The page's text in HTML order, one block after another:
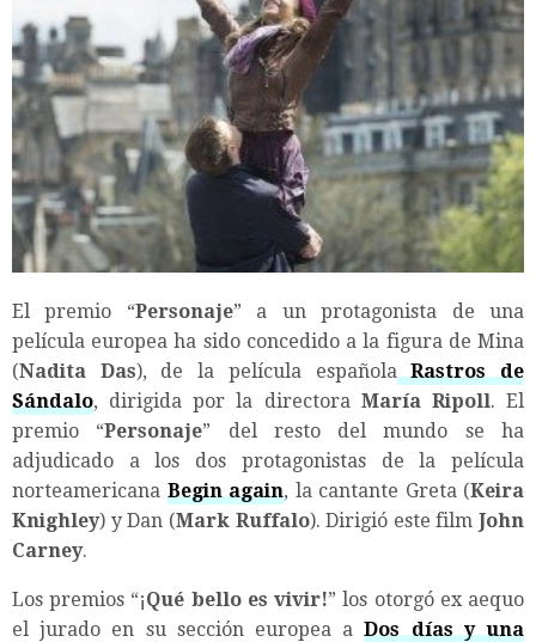
El premio “Personaje” a un protagonista de una
película europea ha sido concedido a la figura de Mina
(Nadita Das), de la película españolaRastros de
Sándalo, dirigida por la directora María Ripoll. El
premio “Personaje” del resto del mundo se ha
adjudicado a los dos protagonistas de la película
norteamericana Begin again, la cantante Greta (Keira
Knighley) y Dan (Mark Ruffalo). Dirigió este film John
Carney.
Los premios “¡Qué bello es vivir!” los otorgó ex aequo
el jurado en su sección europea aDos días y una